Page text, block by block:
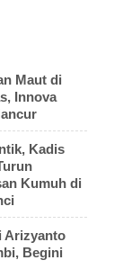
Maut di
Innova
Kadis
Kumuh di
Arizyanto
Begini